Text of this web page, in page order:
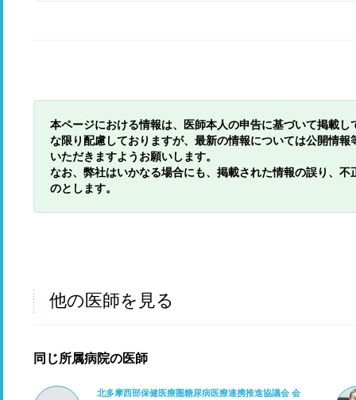
本ページにおける情報は、医師本人の申告に基づいて掲載
な限り配慮しておりますが、最新の情報については公開情
いただきますようお願いします。
なお、弊社はいかなる場合にも、掲載された情報の誤り、
のとします。
他の医師を見る
同じ所属病院の医師
北多摩西部保健医療圏糖尿病医療連携推進協議会 会